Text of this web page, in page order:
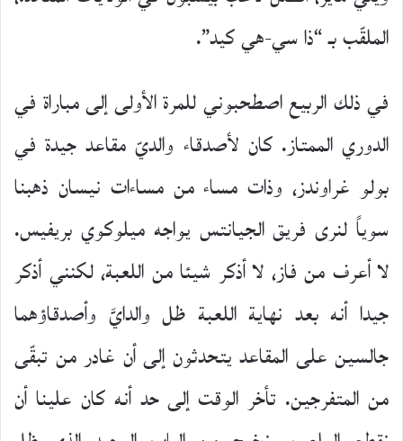
الملقّب بـ “ذا سي-هي كيد”.
في ذلك الربيع اصطحبوني للمرة الأولى إلى مباراة في
الدوري الممتاز. كان لأصدقاء والديّ مقاعد جيدة في
بولو غراوندز، وذات مساء من مساءات نيسان ذهبنا
سوياً لنرى فريق الجيانتس يواجه ميلوكوي بريفيس.
لا أعرف من فاز، لا أذكر شيئا من اللعبة، لكنني أذكر
جيدا أنه بعد نهاية اللعبة ظل والدايَّ وأصدقاؤهما
جالسين على المقاعد يتحدثون إلى أن غادر من تبقّى
من المتفرجين. تأخر الوقت إلى حد أنه كان علينا أن